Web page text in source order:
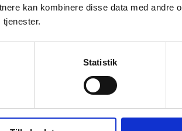
kan kombinere disse data med andre
Statistik
- Beklædningsdesign
Heebøll
-Beklædningsdesign
- Beklædningsdesign
Det